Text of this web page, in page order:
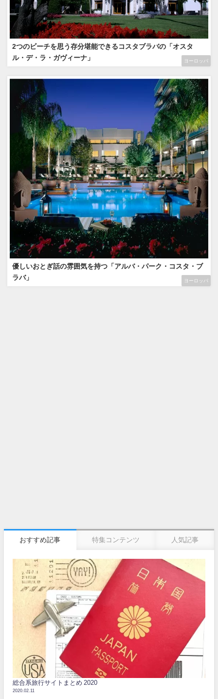
ヨーロッパ
2つのビーチを思う存分堪能できるコスタブラバの「オスタ
ル・デ・ラ・ガヴィーナ」
ヨーロッパ
優しいおとぎ話の雰囲気を持つ「アルバ・パーク・コスタ・ブ
ラバ」
おすすめ記事 特集コンテンツ 人気記事
総合系旅行サイトまとめ 2020
2020.02.11